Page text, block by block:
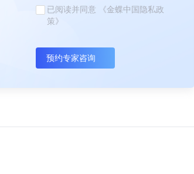
已阅读并同意
《金蝶中国隐私政
策》
预约专家咨询